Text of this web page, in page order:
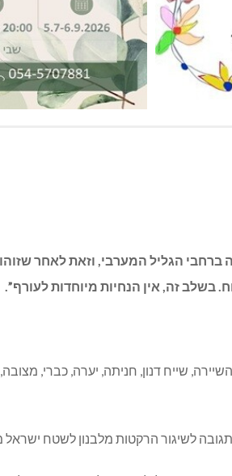
לפנות בוקר, הופעלה האזעקה ברחבי הגליל
בשלב זה, אין הנחיות מיוחדות לעורף”.
שייח דנון, חניתה, יערה, כברי,
לשיגור הרקטות מלבנון לשטח ישראל